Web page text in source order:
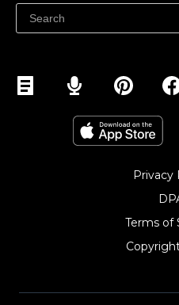
Privacy
Terms of